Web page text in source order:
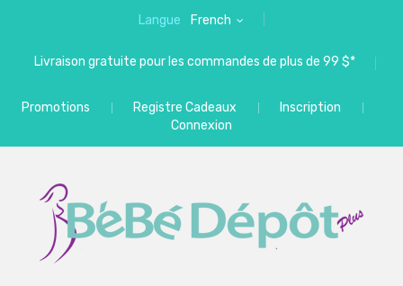
Langue French
Livraison gratuite pour les commandes de plus de 99 $*
Promotions Registre Cadeaux
Inscription
Connexion